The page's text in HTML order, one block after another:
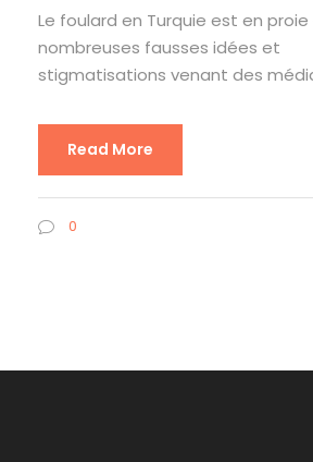
Le foulard en Turquie est en
nombreuses fausses idées et
stigmatisations venant des
Read More
0